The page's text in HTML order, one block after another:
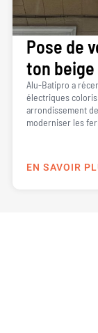
Pose de
ton beige
Alu-Batipro a
électriques
arrondissement
moderniser les
EN SAVOIR